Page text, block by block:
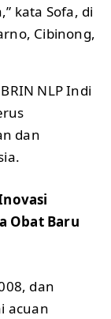
kata Sofa, di
Cibinong,
NLP Indi
dan
Obat Baru
dan
acuan